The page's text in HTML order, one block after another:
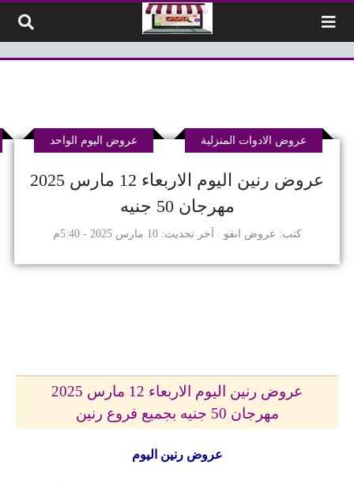
عروض رنين اليوم الاربعاء 12 مارس 2025
مهرجان 50 جنيه
كتب عروض انفو
عروض الادوات المنزلية عروض اليوم الواحد
آخر تحديث 10 مارس 2025 - 5:40م
عروض رنين اليوم الاربعاء 12 مارس 2025
مهرجان 50 جنيه بجميع فروع رنين
عروض رنين اليوم